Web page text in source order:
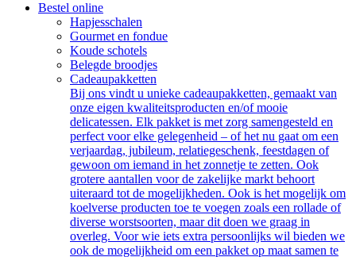
Bestel online
Hapjesschalen
Gourmet en fondue
Koude schotels
Belegde broodjes
Cadeaupakketten
Bij ons vindt u unieke cadeaupakketten, gemaakt van
onze eigen kwaliteitsproducten en/of mooie
delicatessen. Elk pakket is met zorg samengesteld en
perfect voor elke gelegenheid – of het nu gaat om een
verjaardag, jubileum, relatiegeschenk, feestdagen of
gewoon om iemand in het zonnetje te zetten. Ook
grotere aantallen voor de zakelijke markt behoort
uiteraard tot de mogelijkheden. Ook is het mogelijk om
koelverse producten toe te voegen zoals een rollade of
diverse worstsoorten, maar dit doen we graag in
overleg. Voor wie iets extra persoonlijks wil bieden we
ook de mogelijkheid om een pakket op maat samen te